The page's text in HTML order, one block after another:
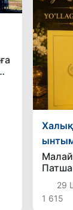
29
1 615